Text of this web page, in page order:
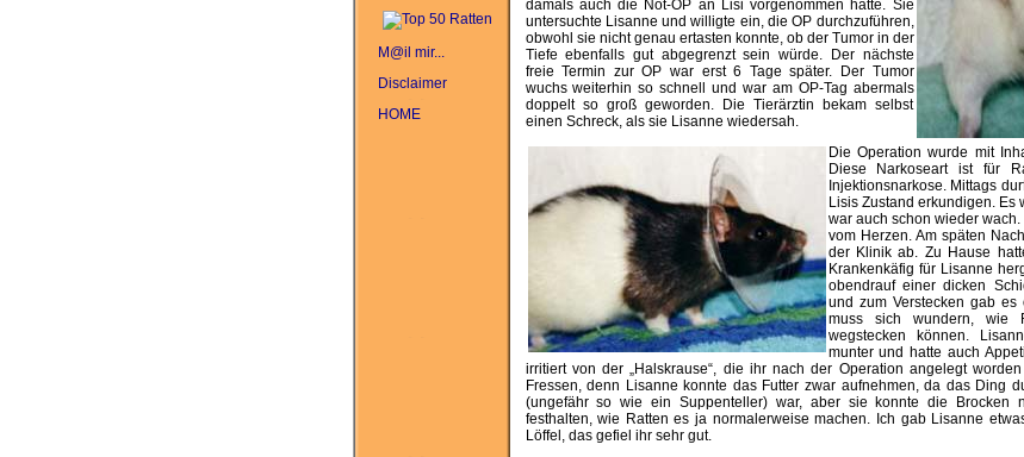
M@il mir...
Disclaimer
HOME
damals auch die Not-OP an Lisi vorgenommen hatte. Sie
untersuchte Lisanne und willigte ein, die OP durchzuführen,
obwohl sie nicht genau ertasten konnte, ob der Tumor in der
Tiefe ebenfalls gut abgegrenzt sein würde. Der nächste
freie Termin zur OP war erst 6 Tage später. Der Tumor
wuchs weiterhin so schnell und war am OP-Tag abermals
doppelt so groß geworden. Die Tierärztin bekam selbst
einen Schreck, als sie Lisanne wiedersah.
Die Operation wurde mit
Diese Narkoseart ist für
Injektionsnarkose. Mittags
Lisis Zustand erkundigen. Es
war auch schon wieder
vom Herzen. Am späten
der Klinik ab. Zu Hause
Krankenkäfig für Lisanne
obendrauf einer dicken
und zum Verstecken gab es
muss sich wundern, wie
wegstecken können.
munter und hatte auch
irritiert von der „Halskrause“, die ihr nach der Operation angelegt
Fressen, denn Lisanne konnte das Futter zwar aufnehmen, da das Ding
(ungefähr so wie ein Suppenteller) war, aber sie konnte die Brocken
festhalten, wie Ratten es ja normalerweise machen. Ich gab Lisanne
Löffel, das gefiel ihr sehr gut.